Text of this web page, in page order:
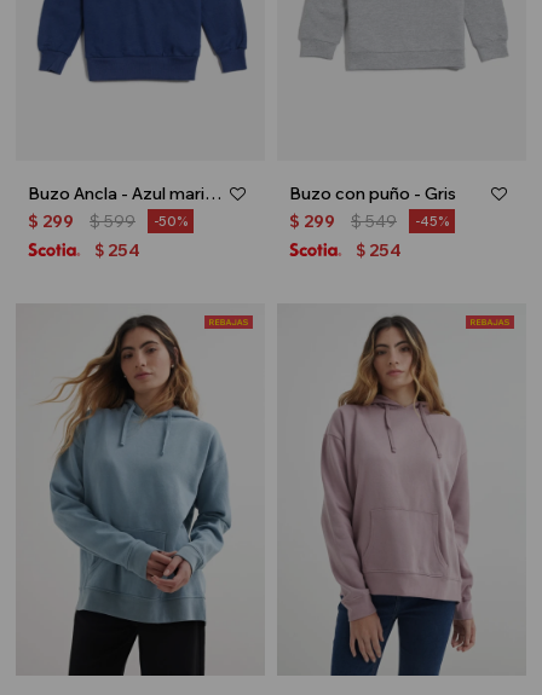
Buzo Ancla - Azul marino
$ 299 $599 50
$ 254
Buzo con puño - Gris
$ 299 $549 45
$ 254